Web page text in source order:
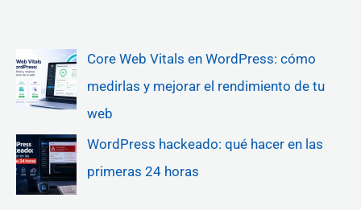
Core Web Vitals en WordPress: cómo
medirlas y mejorar el rendimiento de tu
web
WordPress hackeado: qué hacer en las
primeras 24 horas